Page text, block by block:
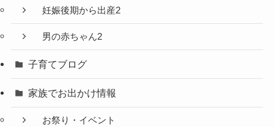
妊娠後期から出産2
男の赤ちゃん2
子育てブログ
家族でお出かけ情報
お祭り・イベント